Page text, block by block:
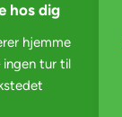
hos dig
hjemme
ingen tur til